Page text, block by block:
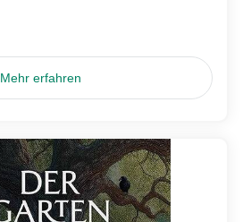
Mehr erfahren